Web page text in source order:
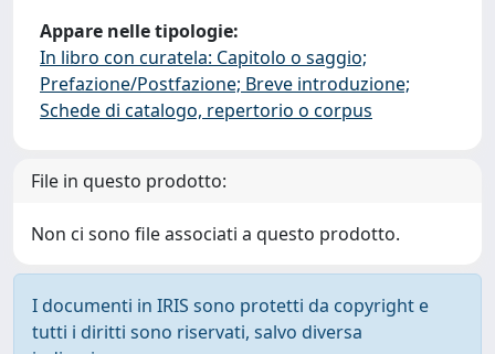
Appare nelle tipologie:
In libro con curatela: Capitolo o saggio;
Prefazione/Postfazione; Breve introduzione;
Schede di catalogo, repertorio o corpus
File in questo prodotto:
Non ci sono file associati a questo prodotto.
I documenti in IRIS sono protetti da copyright e
tutti i diritti sono riservati, salvo diversa